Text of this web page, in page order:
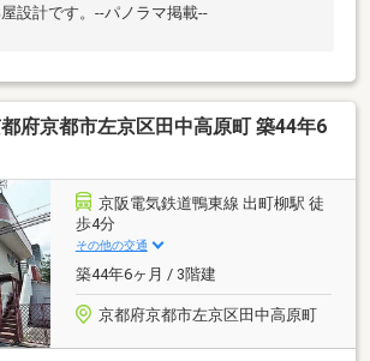
設計です。--パノラマ掲載--
府京都市左京区田中高原町 築44年6
京阪電気鉄道鴨東線 出町柳駅 徒
歩4分
その他の交通
築44年6ヶ月 / 3階建
京都府京都市左京区田中高原町